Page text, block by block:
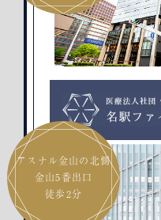
アスナル金山の北側
金山5番出口
徒歩2分